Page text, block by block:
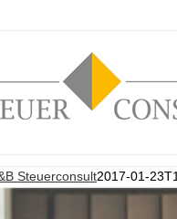
Steuerconsult2017-01-